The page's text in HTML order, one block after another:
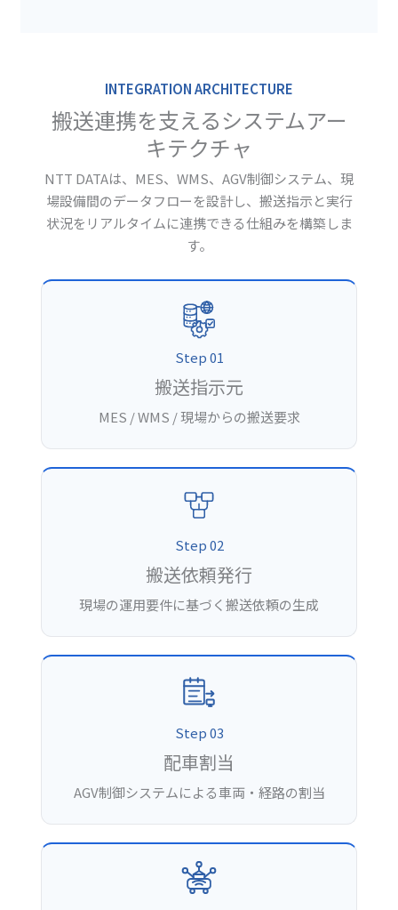
INTEGRATION ARCHITECTURE
搬送連携を支えるシステムアー
キテクチャ
NTT DATAは、MES、WMS、AGV制御システム、現
場設備間のデータフローを設計し、搬送指示と実行
状況をリアルタイムに連携できる仕組みを構築しま
す。
Step 01
搬送指示元
MES / WMS / 現場からの搬送要求
Step 02
搬送依頼発行
現場の運用要件に基づく搬送依頼の生成
Step 03
配車割当
AGV制御システムによる車両・経路の割当